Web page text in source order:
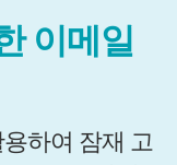
이메일
하여 잠재 고